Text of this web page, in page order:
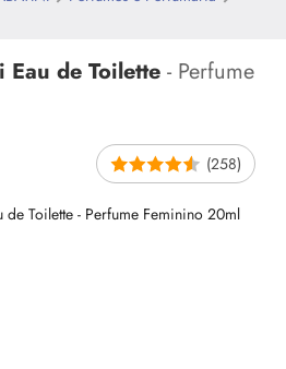
de Toilette - Perfume
(258)